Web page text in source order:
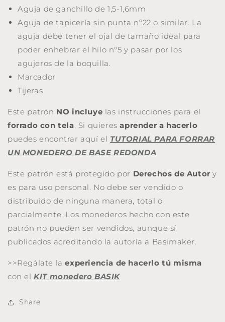
Aguja de ganchillo de 1,5-1,6mm
Aguja de tapicería sin punta nº22 o similar. La
aguja debe tener el ojal de tamaño ideal para
poder enhebrar el hilo nº5 y pasar por los
agujeros de la boquilla.
Marcador
Tijeras
Este patrón NO incluye las instrucciones para el
forrado con tela, Si quieresaprender a hacerlo
puedes encontrar aquí el TUTORIAL PARA FORRAR
UN MONEDERO DE BASE REDONDA
Este patrón está protegido por Derechos de Autor y
es para uso personal. No debe ser vendido o
distribuido de ninguna manera, total o
parcialmente. Los monederos hecho con este
patrón no pueden ser vendidos, aunque sí
publicados acreditando la autoría a Basimaker.
>>Regálate laexperiencia de hacerlo tú misma
con elKIT monedero BASIK
Share